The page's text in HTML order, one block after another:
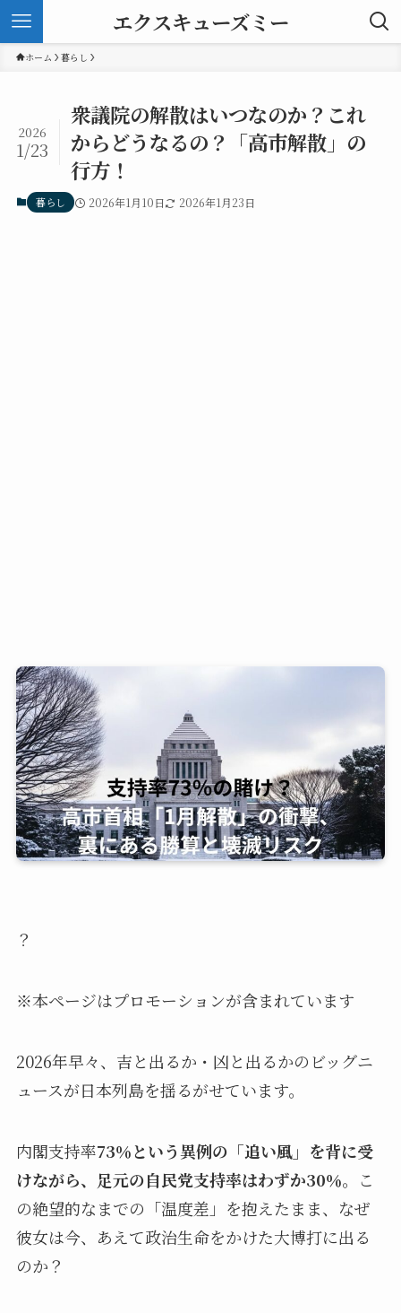
エクスキューズミー
ホーム 暮らし
衆議院の解散はいつなのか？これ
からどうなるの？「高市解散」の
行方！
2026
1/23
暮らし 2026年1月10日 2026年1月23日
？
※本ページはプロモーションが含まれています
2026年早々、吉と出るか・凶と出るかのビッグニ
ュースが日本列島を揺るがせています。
内閣支持率73％という異例の「追い風」を背に受
けながら、足元の自民党支持率はわずか30％。こ
の絶望的なまでの「温度差」を抱えたまま、なぜ
彼女は今、あえて政治生命をかけた大博打に出る
のか？